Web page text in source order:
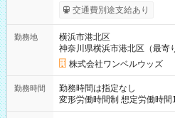
いOK！（規定あり） ┗働い
ンビニATMから 日払い分を引き落とせ
交通費別途支給あり
勤務地
横浜市港北区
神奈川県横浜市港北区（最寄
株式会社ワンベルウッズ
勤務時間
勤務時間は指定なし
変形労働時間制 想定労働時間160時間/月 【シ
～21：00